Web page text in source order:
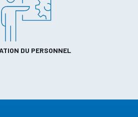
DU PERSONNEL